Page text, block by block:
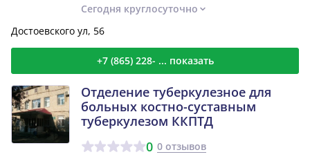
Сегодня круглосуточно
Достоевского ул, 56
+7 (865) 228- ... показать
Отделение туберкулезное для
больных костно-суставным
туберкулезом ККПТД
0 0 отзывов